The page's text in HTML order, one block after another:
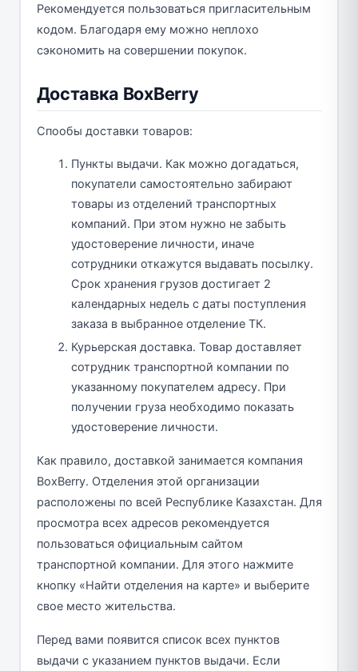
Рекомендуется пользоваться пригласительным
кодом. Благодаря ему можно неплохо
сэкономить на совершении покупок.
Доставка BoxBerry
Спообы доставки товаров:
Пункты выдачи. Как можно догадаться,
покупатели самостоятельно забирают
товары из отделений транспортных
компаний. При этом нужно не забыть
удостоверение личности, иначе
сотрудники откажутся выдавать посылку.
Срок хранения грузов достигает 2
календарных недель с даты поступления
заказа в выбранное отделение ТК.
Курьерская доставка. Товар доставляет
сотрудник транспортной компании по
указанному покупателем адресу. При
получении груза необходимо показать
удостоверение личности.
Как правило, доставкой занимается компания
BoxBerry. Отделения этой организации
расположены по всей Республике Казахстан. Для
просмотра всех адресов рекомендуется
пользоваться официальным сайтом
транспортной компании. Для этого нажмите
кнопку «Найти отделения на карте» и выберите
свое место жительства.
Перед вами появится список всех пунктов
выдачи с указанием пунктов выдачи. Если